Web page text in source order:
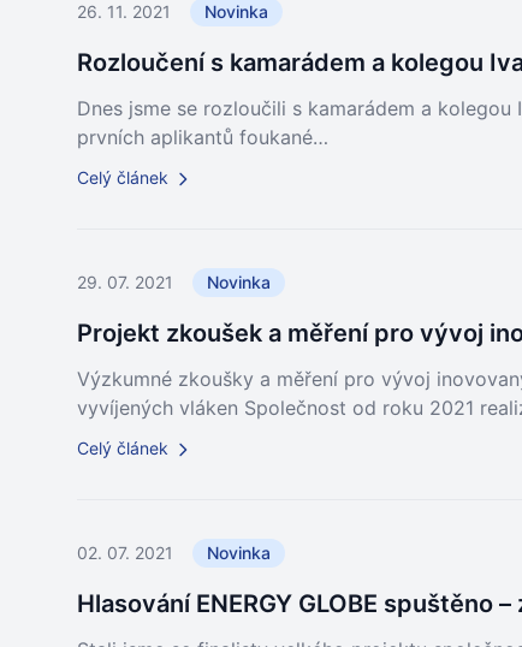
26. 11. 2021 Novinka
Rozloučení s kamarádem a kolegou
Dnes jsme se rozloučili s kamarádem a
prvních aplikantů foukané…
Celý článek
29. 07. 2021 Novinka
Projekt zkoušek a měření pro vývoj
Výzkumné zkoušky a měření pro vývoj
vyvíjených vláken Společnost od roku 2021
Celý článek
02. 07. 2021 Novinka
Hlasování ENERGY GLOBE spuštěno